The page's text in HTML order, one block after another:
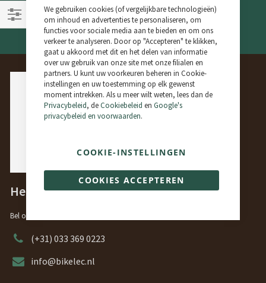
We gebruiken cookies (of vergelijkbare technologieën)
om inhoud en advertenties te personaliseren, om
functies voor sociale media aan te bieden en om ons
verkeer te analyseren. Door op "Accepteren" te klikken,
gaat u akkoord met dit en het delen van informatie
over uw gebruik van onze site met onze filialen en
partners. U kunt uw voorkeuren beheren in Cookie-
instellingen en uw toestemming op elk gewenst
moment intrekken. Als u meer wilt weten, lees dan de
Privacybeleid, deCookiebeleid en Google's
privacybeleid en voorwaarden.
COOKIES ACCEPTEREN
COOKIE-INSTELLINGEN
Filteren
Volg ons op onze sociale netwerken!
Heeft u vragen?
Bel ons of stuur ons een e-mail, ons team zal u graag helpen.
(+31) 033 369 0223
info@bikelec.nl